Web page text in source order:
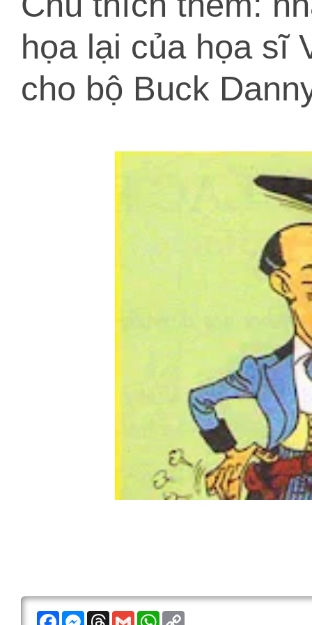
họa lại của họa sĩ
cho bộ Buck
F
M
T
G
W